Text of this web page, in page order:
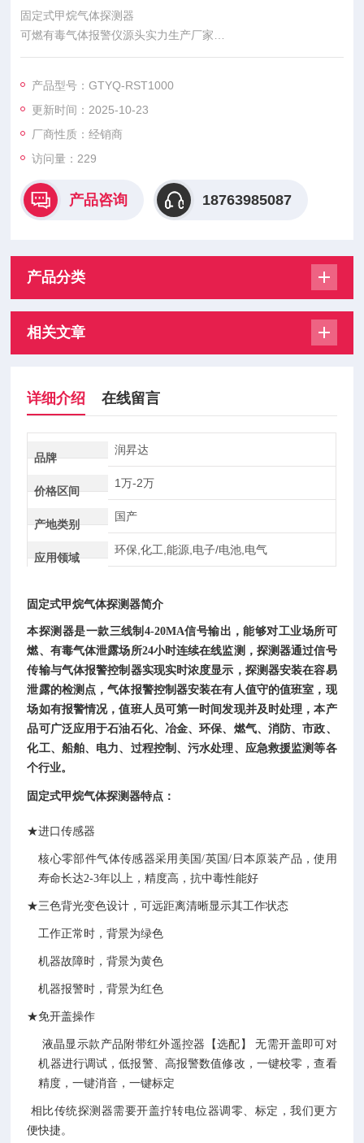
固定式甲烷气体探测器
可燃有毒气体报警仪源头实力生产厂家
甲烷气体泄漏报警器量程：0-100%LEL
产品型号：GTYQ-RST1000
更新时间：2025-10-23
厂商性质：经销商
访问量：229
产品咨询 18763985087
产品分类
相关文章
详细介绍 在线留言
品牌
润昇达
价格区间
1万-2万
产地类别
国产
应用领域
环保,化工,能源,电子/电池,电气
固定式甲烷气体探测器简介
本探测器是一款三线制 4-20MA信号输出，能够对工业场所可
燃、有毒气体泄露场所24小时连续在线监测， 探测器通过信号
传输与气体报警控制器实现实时浓度显示， 探测器安装在容易
泄露的检测点，气体报警控制器安装在有人值守的值班室，现
场如有报警情况，值班人员可第一时间发现并及时处理，本产
品可广泛应用于石油石化、冶金、环保、燃气、消防、市政、
化工、船舶、电力、过程控制、污水处理、应急救援监测等各
个行业。
固定式甲烷气体探测器特点：
★进口传感器
核心零部件气体传感器采用美国/英国/日本原装产品 ，使用
寿命长达2-3年以上 ，精度高，抗中毒性能好
★三色背光变色设计，可远距离清晰显示其工作状态
工作正常时，背景为绿色
机器故障时，背景为黄色
机器报警时，背景为红色
★免开盖操作
液晶显示款产品附带红外遥控器【选配】
无需开盖即可对
机器进行调试，低报警、高报警数值修改，一键校零，查看
精度，一键消音，一键标定
相比传统探测器需要开盖拧转电位器调零、标定，我们更方
便快捷。